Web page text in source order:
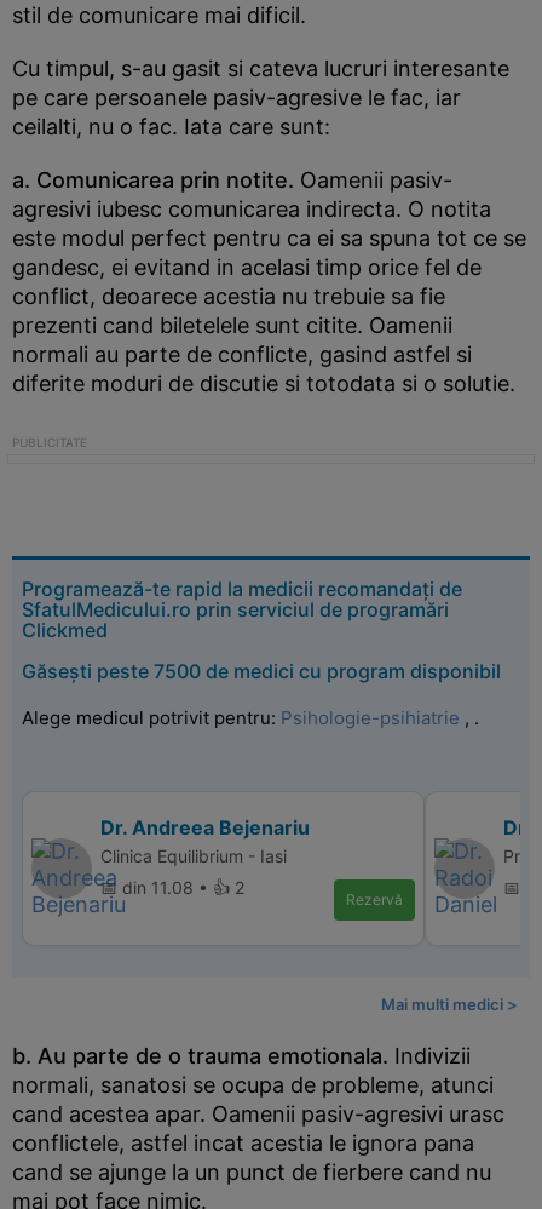
stil de comunicare mai dificil.
Cu timpul, s-au gasit si cateva lucruri interesante
pe care persoanele pasiv-agresive le fac, iar
ceilalti, nu o fac. Iata care sunt:
a. Comunicarea prin notite. Oamenii pasiv-
agresivi iubesc comunicarea indirecta. O notita
este modul perfect pentru ca ei sa spuna tot ce se
gandesc, ei evitand in acelasi timp orice fel de
conflict, deoarece acestia nu trebuie sa fie
prezenti cand biletelele sunt citite. Oamenii
normali au parte de conflicte, gasind astfel si
diferite moduri de discutie si totodata si o solutie.
Programează-te rapid la medicii recomandați de
SfatulMedicului.ro prin serviciul de programări
Clickmed
Găsești peste 7500 de medici cu program disponibil
Alege medicul potrivit pentru: Psihologie-psihiatrie , .
Dr. Andreea Bejenariu
Clinica Equilibrium - Iasi
📅 din 11.08 • 👍 2
Rezervă
Dr.
Pro
📅
Mai multi medici >
b. Au parte de o trauma emotionala. Indivizii
normali, sanatosi se ocupa de probleme, atunci
cand acestea apar. Oamenii pasiv-agresivi urasc
conflictele, astfel incat acestia le ignora pana
cand se ajunge la un punct de fierbere cand nu
mai pot face nimic.